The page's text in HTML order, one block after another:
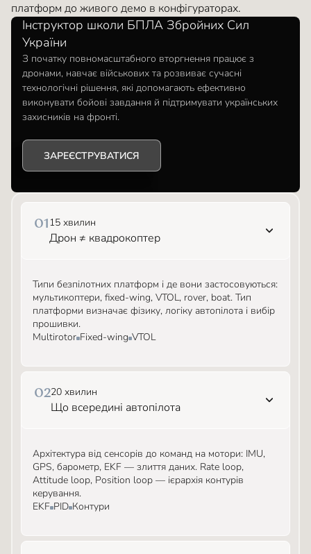
платформ до живого демо в конфігураторах.
ВЛАДИСЛАВ ГОНЧАРОВ
Інструктор школи БПЛА Збройних Сил
України
З початку повномасштабного вторгнення працює з
дронами, навчає військових та розвиває сучасні
технологічні рішення, які допомагають ефективно
виконувати бойові завдання й підтримувати українських
захисників на фронті.
ЗАРЕЄСТРУВАТИСЯ
01 15 хвилин
Дрон ≠ квадрокоптер
Типи безпілотних платформ і де вони застосовуються:
мультикоптери, fixed-wing, VTOL, rover, boat. Тип
платформи визначає фізику, логіку автопілота і вибір
прошивки.
Multirotor Fixed-wing VTOL
0220 хвилин
Що всередині автопілота
Архітектура від сенсорів до команд на мотори: IMU,
GPS, барометр, EKF — злиття даних. Rate loop,
Attitude loop, Position loop — ієрархія контурів
керування.
EKF PID Контури